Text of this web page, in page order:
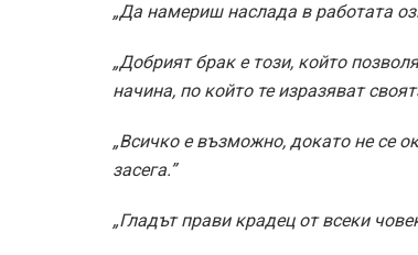
„Да намериш наслада в работата
„Добрият брак е този, който
начина, по който те изразяват
„Всичко е възможно, докато не се
засега.”
„Гладът прави крадец от всеки